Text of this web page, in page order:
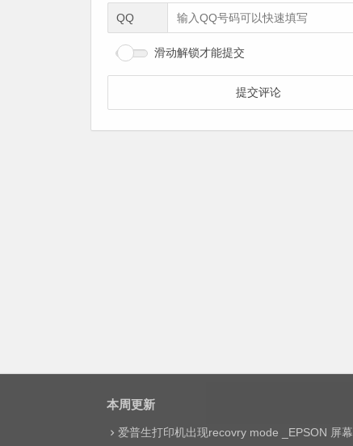
QQ
滑动解锁才能提交
本周更新
爱普生打印机出现recovry mode _EPSON 屏幕显示printer mode set jig网络远程维修